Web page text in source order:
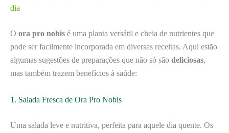
dia
O ora pro nobis é uma planta versátil e cheia de nutrientes que
pode ser facilmente incorporada em diversas receitas. Aqui estão
algumas sugestões de preparações que não só são deliciosas,
mas também trazem benefícios à saúde:
1. Salada Fresca de Ora Pro Nobis
Uma salada leve e nutritiva, perfeita para aquele dia quente. Os